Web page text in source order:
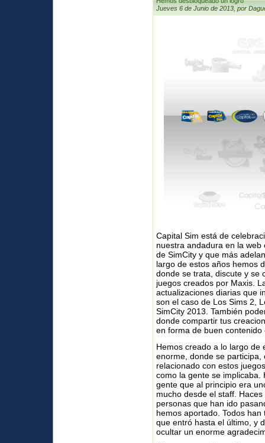
Jueves 6 de Junio de 2013, por
Capital Sim está de
nuestra andadura en la
de SimCity y que más
largo de estos años hemos
donde se trata, discute y se
juegos creados por Maxis.
actualizaciones diarias que
son el caso de Los Sims 2,
SimCity 2013. También
donde compartir tus
en forma de buen
Hemos creado a lo largo de
enorme, donde se
relacionado con estos
como la gente se implicaba.
gente que al principio era
mucho desde el staff.
personas que han ido
hemos aportado. Todos
que entró hasta el último, y
ocultar un enorme